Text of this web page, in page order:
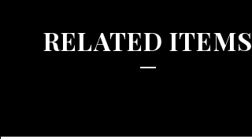
RELATED ITEMS